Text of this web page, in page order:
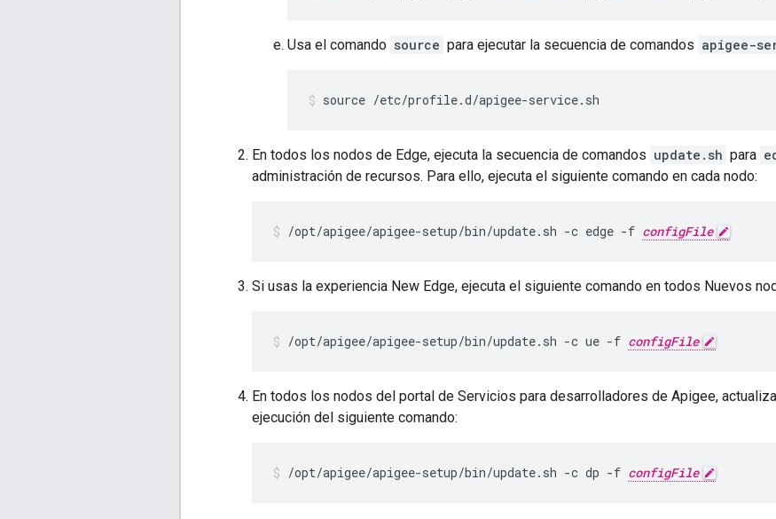
Usa el comando source para ejecutar la secuencia de comandos apigee-
source /etc/profile.d/apigee-service.sh
En todos los nodos de Edge, ejecuta la secuencia de comandos update.sh para
administración de recursos. Para ello, ejecuta el siguiente comando en cada nodo:
/opt/apigee/apigee-setup/bin/update.sh -c edge -f configFile
Si usas la experiencia New Edge, ejecuta el siguiente comando en todos Nuevos
/opt/apigee/apigee-setup/bin/update.sh -c ue -f configFile
En todos los nodos del portal de Servicios para desarrolladores de Apigee,
ejecución del siguiente comando:
/opt/apigee/apigee-setup/bin/update.sh -c dp -f configFile